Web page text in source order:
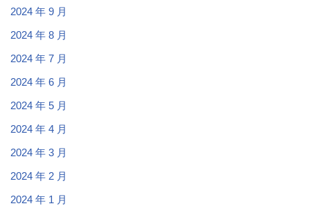
2024 年 9 月
2024 年 8 月
2024 年 7 月
2024 年 6 月
2024 年 5 月
2024 年 4 月
2024 年 3 月
2024 年 2 月
2024 年 1 月